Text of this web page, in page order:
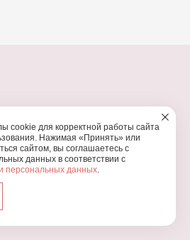
ПРОВЕДЕНИЕВАШЕГО
ДОВЕРИТЬ НАМ
с 2016 года
cookie для корректной работы сайта
Нажимая «Принять» или
сайтом, вы соглашаетесь с
данных в соответствии с
персональных данных.